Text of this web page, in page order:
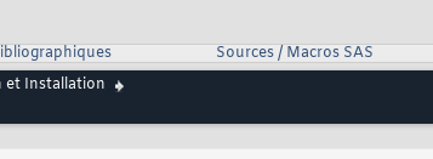
Sources / Macros SAS
et Installation